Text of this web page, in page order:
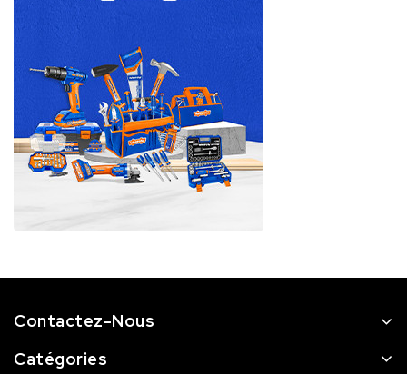
Contactez-Nous
Catégories